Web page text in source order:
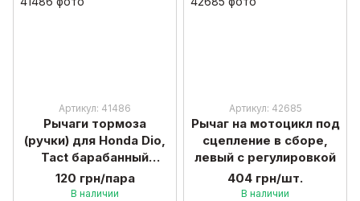
Артикул: 41486
Рычаги тормоза
(ручки) для Honda Dio,
Tact барабанный
тормоз, Л+П
120 грн/пара
В наличии
Артикул: 42685
Рычаг на мотоцикл под
сцепление в сборе,
левый с регулировкой
404 грн/шт.
В наличии